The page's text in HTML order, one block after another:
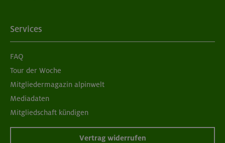
Services
FAQ
Tour der Woche
Mitgliedermagazin alpinwelt
Mediadaten
Mitgliedschaft kündigen
Vertrag widerrufen